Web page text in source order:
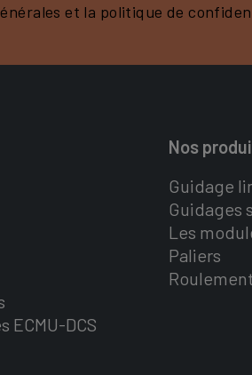
et la politique de
ECMU-DCS
Nos
Guidage
Guidages
Les
Paliers